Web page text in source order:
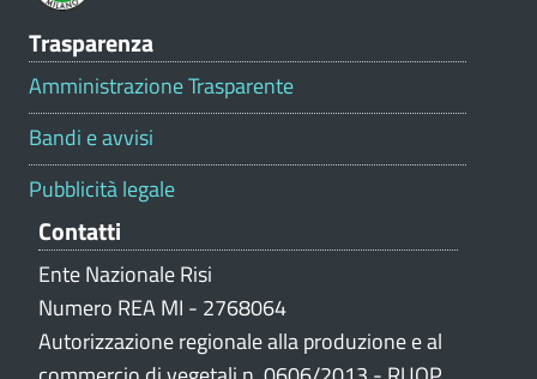
Trasparenza
Amministrazione Trasparente
Bandi e avvisi
Pubblicità legale
Contatti
Ente Nazionale Risi
Numero REA MI - 2768064
Autorizzazione regionale alla produzione e al